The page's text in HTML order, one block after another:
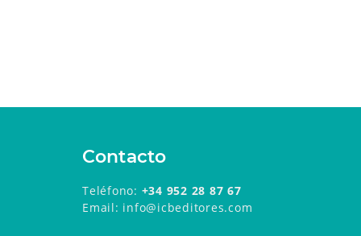
Contacto
Teléfono: +34 952 28 87 67
Email: info@icbeditores.com